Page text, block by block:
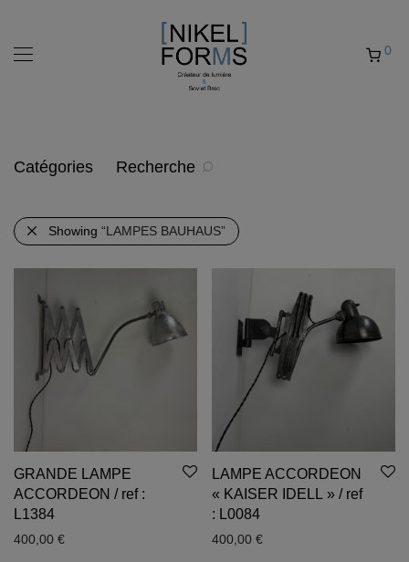
0
Catégories Recherche
Showing “LAMPES BAUHAUS”
GRANDE LAMPE
ACCORDEON / ref :
L1384
400,00 €
LAMPE ACCORDEON
« KAISER IDELL » / ref
: L0084
400,00 €